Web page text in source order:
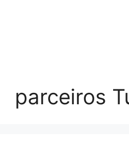
parceiros